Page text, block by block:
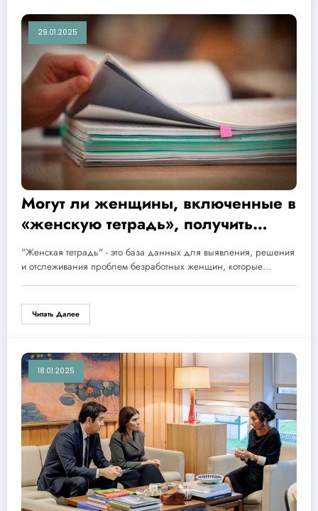
29.01.2025
Могут ли женщины, включенные в
«женскую тетрадь», получить
средства на ремонт жилья?
"Женская тетрадь" - это база данных для выявления, решения
и отслеживания проблем безработных женщин, которые…
Читать Далее
18.01.2025